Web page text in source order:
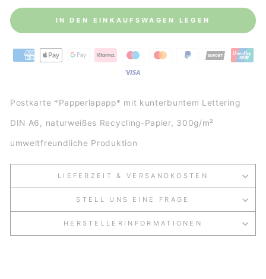
IN DEN EINKAUFSWAGEN LEGEN
Postkarte *Papperlapapp* mit kunterbuntem Lettering
DIN A6, naturweißes Recycling-Papier, 300g/m²
umweltfreundliche Produktion
LIEFERZEIT & VERSANDKOSTEN
STELL UNS EINE FRAGE
HERSTELLERINFORMATIONEN